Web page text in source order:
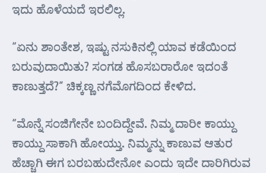
ಇದು ಹೊಳೆಯದೆ ಇರಲಿಲ್ಲ.
“ಏನು ಶಾಂತೇಶ, ಇಷ್ಟು ನಸುಕಿನಲ್ಲಿ ಯಾವ ಕಡೆಯಿಂದ
ಬರುವುದಾಯಿತು? ಸಂಗಡ ಹೊಸಬರಾರೋ ಇದ೦ತೆ
ಕಾಣುತ್ತದೆ?” ಚಿಕ್ಕಣ್ಣ ನಗೆಮೊಗದಿಂದ ಕೇಳಿದ.
“ಮೊನ್ನೆ ಸಂಜಿಗೇನೇ ಬಂದಿದ್ದೇವೆ. ನಿಮ್ಮ ದಾರೀ ಕಾಯ್ದು
ಕಾಯ್ದು ಸಾಕಾಗಿ ಹೋಯ್ತು. ನಿಮ್ಮನ್ನು ಕಾಣುವ ಆತುರ
ಹೆಚ್ಚಾಗಿ ಈಗ ಬರಬಹುದೇನೋ ಎಂದು ಇದೇ ದಾರಿಗಿರುವ